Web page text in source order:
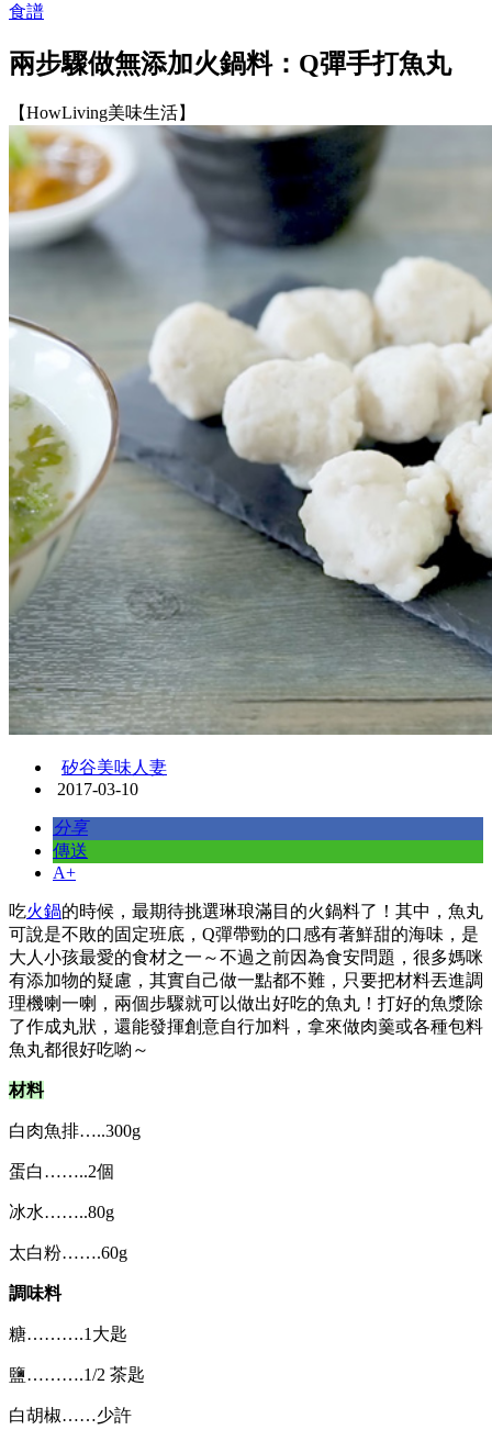
食譜
兩步驟做無添加火鍋料：Q彈手打魚丸
【HowLiving美味生活】
矽谷美味人妻
2017-03-10
分享
傳送
A+
吃火鍋的時候，最期待挑選琳琅滿目的火鍋料了！其中，魚丸
可說是不敗的固定班底，Q彈帶勁的口感有著鮮甜的海味，是
大人小孩最愛的食材之一～不過之前因為食安問題，很多媽咪
有添加物的疑慮，其實自己做一點都不難，只要把材料丟進調
理機喇一喇，兩個步驟就可以做出好吃的魚丸！打好的魚漿除
了作成丸狀，還能發揮創意自行加料，拿來做肉羹或各種包料
魚丸都很好吃喲～
材料
白肉魚排…..300g
蛋白……..2個
冰水……..80g
太白粉…….60g
調味料
糖……….1大匙
鹽……….1/2 茶匙
白胡椒……少許